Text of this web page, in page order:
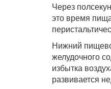
Через
это время
Нижний
желудочного
избытка
развивается